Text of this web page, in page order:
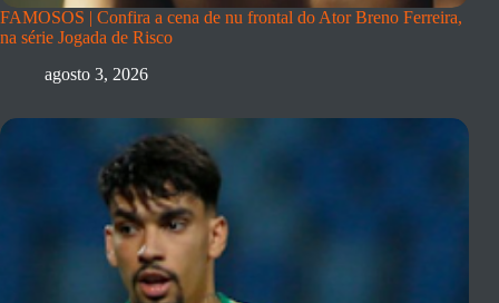
FAMOSOS | Confira a cena de nu frontal do Ator Breno Ferreira,
na série Jogada de Risco
agosto 3, 2026